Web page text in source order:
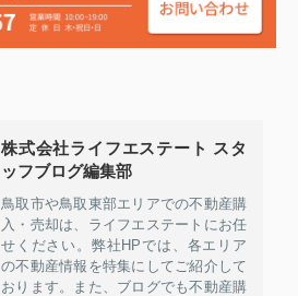
株式会社ライフエステート スタ
ッフブログ編集部
鳥取市や鳥取東部エリアでの不動産購
入・売却は、ライフエステートにお任
せください。弊社HPでは、各エリア
の不動産情報を特集にしてご紹介して
おります。また、ブログでも不動産購